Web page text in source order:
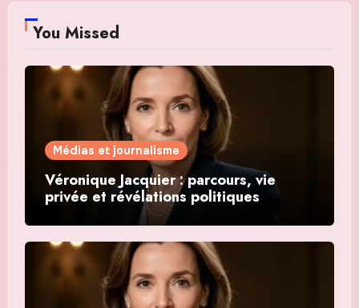
You Missed
Médias et journalisme
Véronique Jacquier : parcours, vie
privée et révélations politiques